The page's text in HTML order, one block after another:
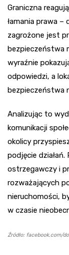
Graniczna
łamania prawa
zagrożone jest
bezpieczeństwa
wyraźnie
odpowiedzi, a
bezpieczeństwa
Analizując to
komunikacji
okolicy
podjęcie
ostrzegawczy i
rozważających
nieruchomości,
w czasie
Źródło: facebook.com/